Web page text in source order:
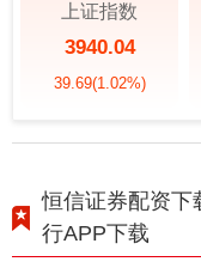
上证指数
3940.04
39.69(1.02%)
恒信证券配资下
行APP下载